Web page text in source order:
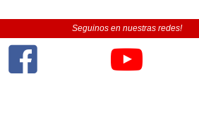
Seguinos en nuestras redes!